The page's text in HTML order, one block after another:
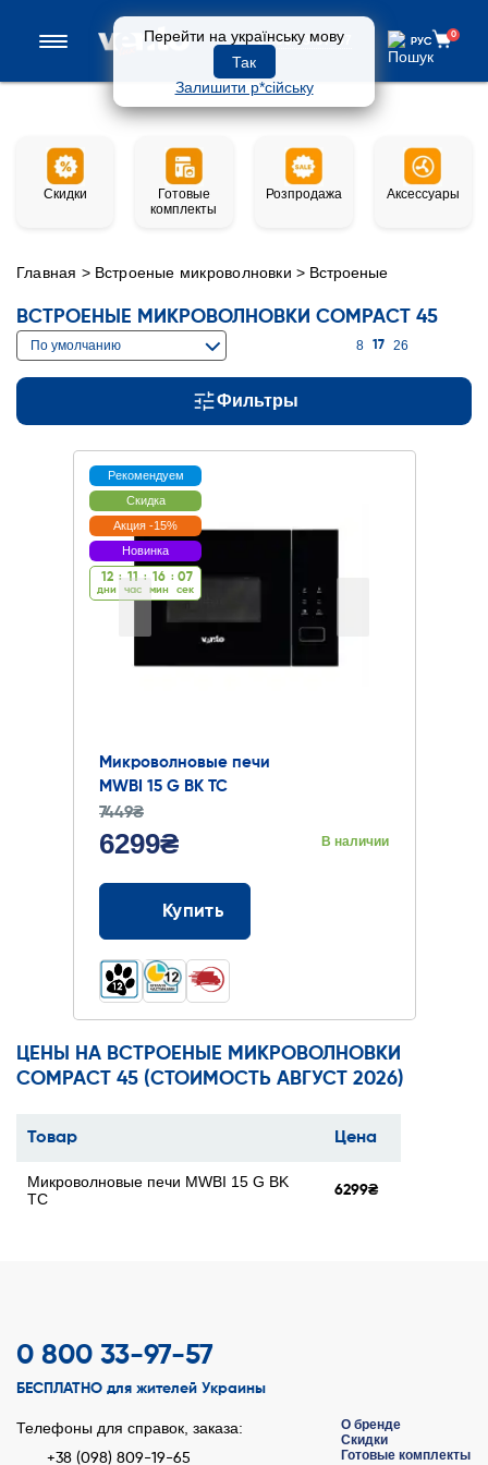
Перейти на українську мову
Так
Залишити р*сійську
0 800 33-97-57 РУС
РУС
0
Скидки
Готовые
комплекты
Розпродажа Аксессуары
Главная > Встроеные микроволновки > Встроеные
ВСТРОЕНЫЕ МИКРОВОЛНОВКИ COMPACT 45
По умолчанию 8 17 26
Фильтры
Рекомендуем
Скидка
Акция -15%
Новинка
12
дни
: 11
час
: 16
мин
: 07
cек
Микроволновые печи
MWBI 15 G BK TC
7449₴
6299₴ В наличии
Купить
ЦЕНЫ НА ВСТРОЕНЫЕ МИКРОВОЛНОВКИ
COMPACT 45 (СТОИМОСТЬ АВГУСТ 2026)
Товар Цена
Микроволновые печи MWBI 15 G BK
TC
6299₴
0 800 33-97-57
БЕСПЛАТНО для жителей Украины
Телефоны для справок, заказа:
+38 (098) 809-19-65
О бренде
Скидки
Готовые комплекты